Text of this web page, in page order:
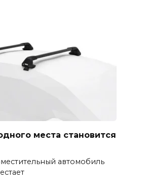
места становится
автомобиль